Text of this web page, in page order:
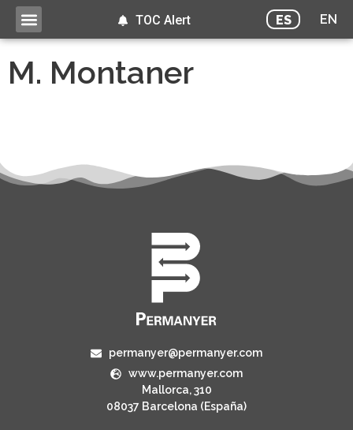
ES EN
TOC Alert
M. Montaner
permanyer@permanyer.com
www.permanyer.com
Mallorca, 310
08037 Barcelona (España)